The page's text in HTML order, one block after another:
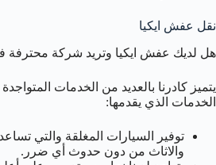
نقل عفش ايكيا
هل لديك عفش ايكيا وتريد شركة محترفة
يتميز كادرنا بالعديد من الخدمات
الخدمات الذي يقدمها:
توفير السيارات المغلقة والتي
والاثاث من دون حدوث أي ضرر.